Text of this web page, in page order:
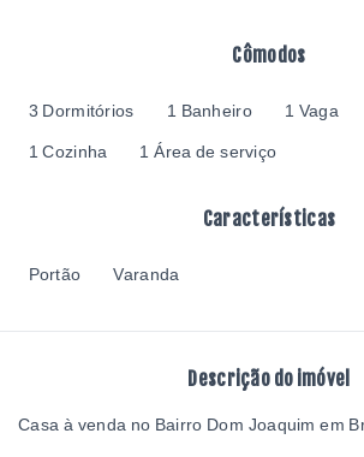
Cômodos
3 Dormitórios 1 Banheiro 1 Vaga
1 Cozinha 1 Área de serviço
Características
Portão Varanda
Descrição do imóvel
Casa à venda no Bairro Dom Joaquim em